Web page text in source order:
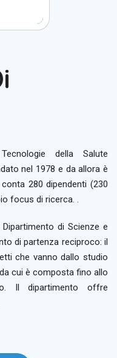
della Salute
nel 1978 e da allora è
280 dipendenti (230
focus di ricerca. .
di Scienze e
di partenza reciproco: il
che vanno dallo studio
cui è composta fino allo
Il dipartimento offre